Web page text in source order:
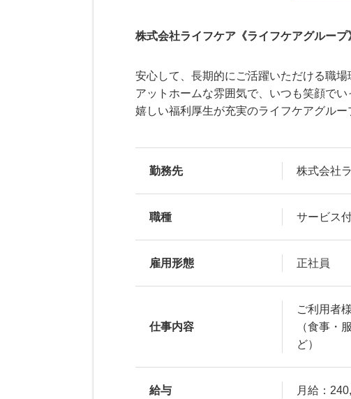
株式会社ライフケア《ライフケアグルー
安心して、長期的にご活躍いただける職
アットホームな雰囲気で、いつも笑顔でい
嬉しい福利厚生が充実のライフケアグルー
勤務先 株式会社
職種 サービス
雇用形態 正社員
仕事内容
ご利用者
（食事・
ど）
給与 月給：